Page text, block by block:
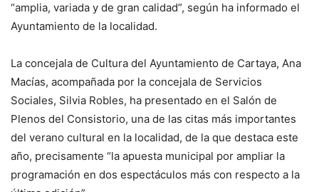
“amplia, variada y de gran calidad”, según ha informado el
Ayuntamiento de la localidad.
La concejala de Cultura del Ayuntamiento de Cartaya, Ana
Macías, acompañada por la concejala de Servicios
Sociales, Silvia Robles, ha presentado en el Salón de
Plenos del Consistorio, una de las citas más importantes
del verano cultural en la localidad, de la que destaca este
año, precisamente “la apuesta municipal por ampliar la
programación en dos espectáculos más con respecto a la